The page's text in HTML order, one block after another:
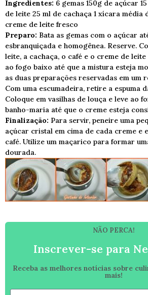
Ingredientes: 6 gemas 150g de açúcar
de leite 25 ml de cachaça 1 xícara média
creme de leite fresco
Preparo: Bata as gemas com o açúcar
esbranquiçada e homogênea. Reserve.
leite, a cachaça, o café e o creme de leite
ao fogo baixo até que a mistura esteja
as duas preparações reservadas em um
Com uma escumadeira, retire a espuma
Coloque em vasilhas de louça e leve ao
banho-maria até que o creme esteja
Finalização: Para servir, peneire uma
açúcar cristal em cima de cada creme e
café. Utilize um maçarico para formar
dourada.
NÃO PERCA!
Inscrever-se para
Receba as melhores notícias sobre
mais!